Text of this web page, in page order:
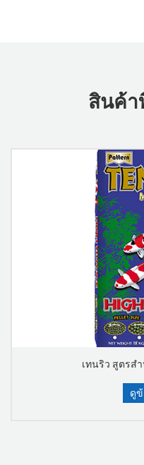
สินค้า
เทนริว สูตรส
ดู